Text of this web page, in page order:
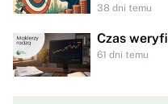
38 dni temu
Czas
61 dni temu